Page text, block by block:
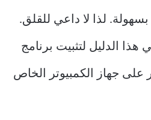
لذا لا داعي للقلق.
هذا الدليل لتثبيت برنامج
على جهاز الكمبيوتر الخاص